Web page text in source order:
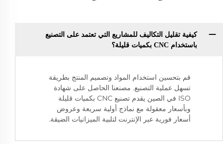
كيفية تقليل التكاليف للمشاريع التي تعتمد على التصنيع
باستخدام CNC بكميات قليلة؟
قم بتحسين استخدام المواد وتصميم المنتج بطريقة
تسهل عملية التصنيع. مصنعنا الحاصل على شهادة
ISO في الصين يقدم تصنيع CNC بكميات قليلة
وبأسعار معقولة مع نماذج أولية سريعة وعروض
أسعار فورية عبر الإنترنت لتلبية الميزانيات الضيقة.